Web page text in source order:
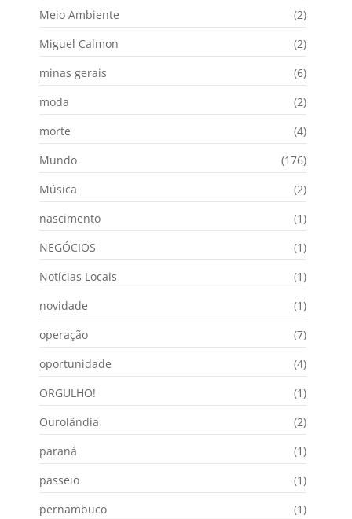
Meio Ambiente
(2)
Miguel Calmon
(2)
minas gerais
(6)
moda
(2)
morte
(4)
Mundo
(176)
Música
(2)
nascimento
(1)
NEGÓCIOS
(1)
Notícias Locais
(1)
novidade
(1)
operação
(7)
oportunidade
(4)
ORGULHO!
(1)
Ourolândia
(2)
paraná
(1)
passeio
(1)
pernambuco
(1)